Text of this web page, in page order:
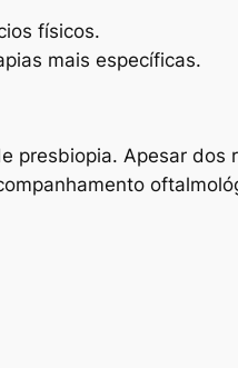
físicos.
mais específicas.
presbiopia. Apesar dos